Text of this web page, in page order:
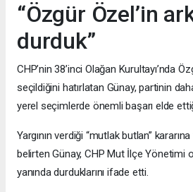
“Özgür Özel’in
durduk”
CHP’nin 38’inci Olağan Kurultayı’nda
seçildiğini hatırlatan Günay, partinin
yerel seçimlerde önemli başarı elde
Yargının verdiği “mutlak butlan”
belirten Günay, CHP Mut İlçe Yönetimi
yanında durduklarını ifade etti.